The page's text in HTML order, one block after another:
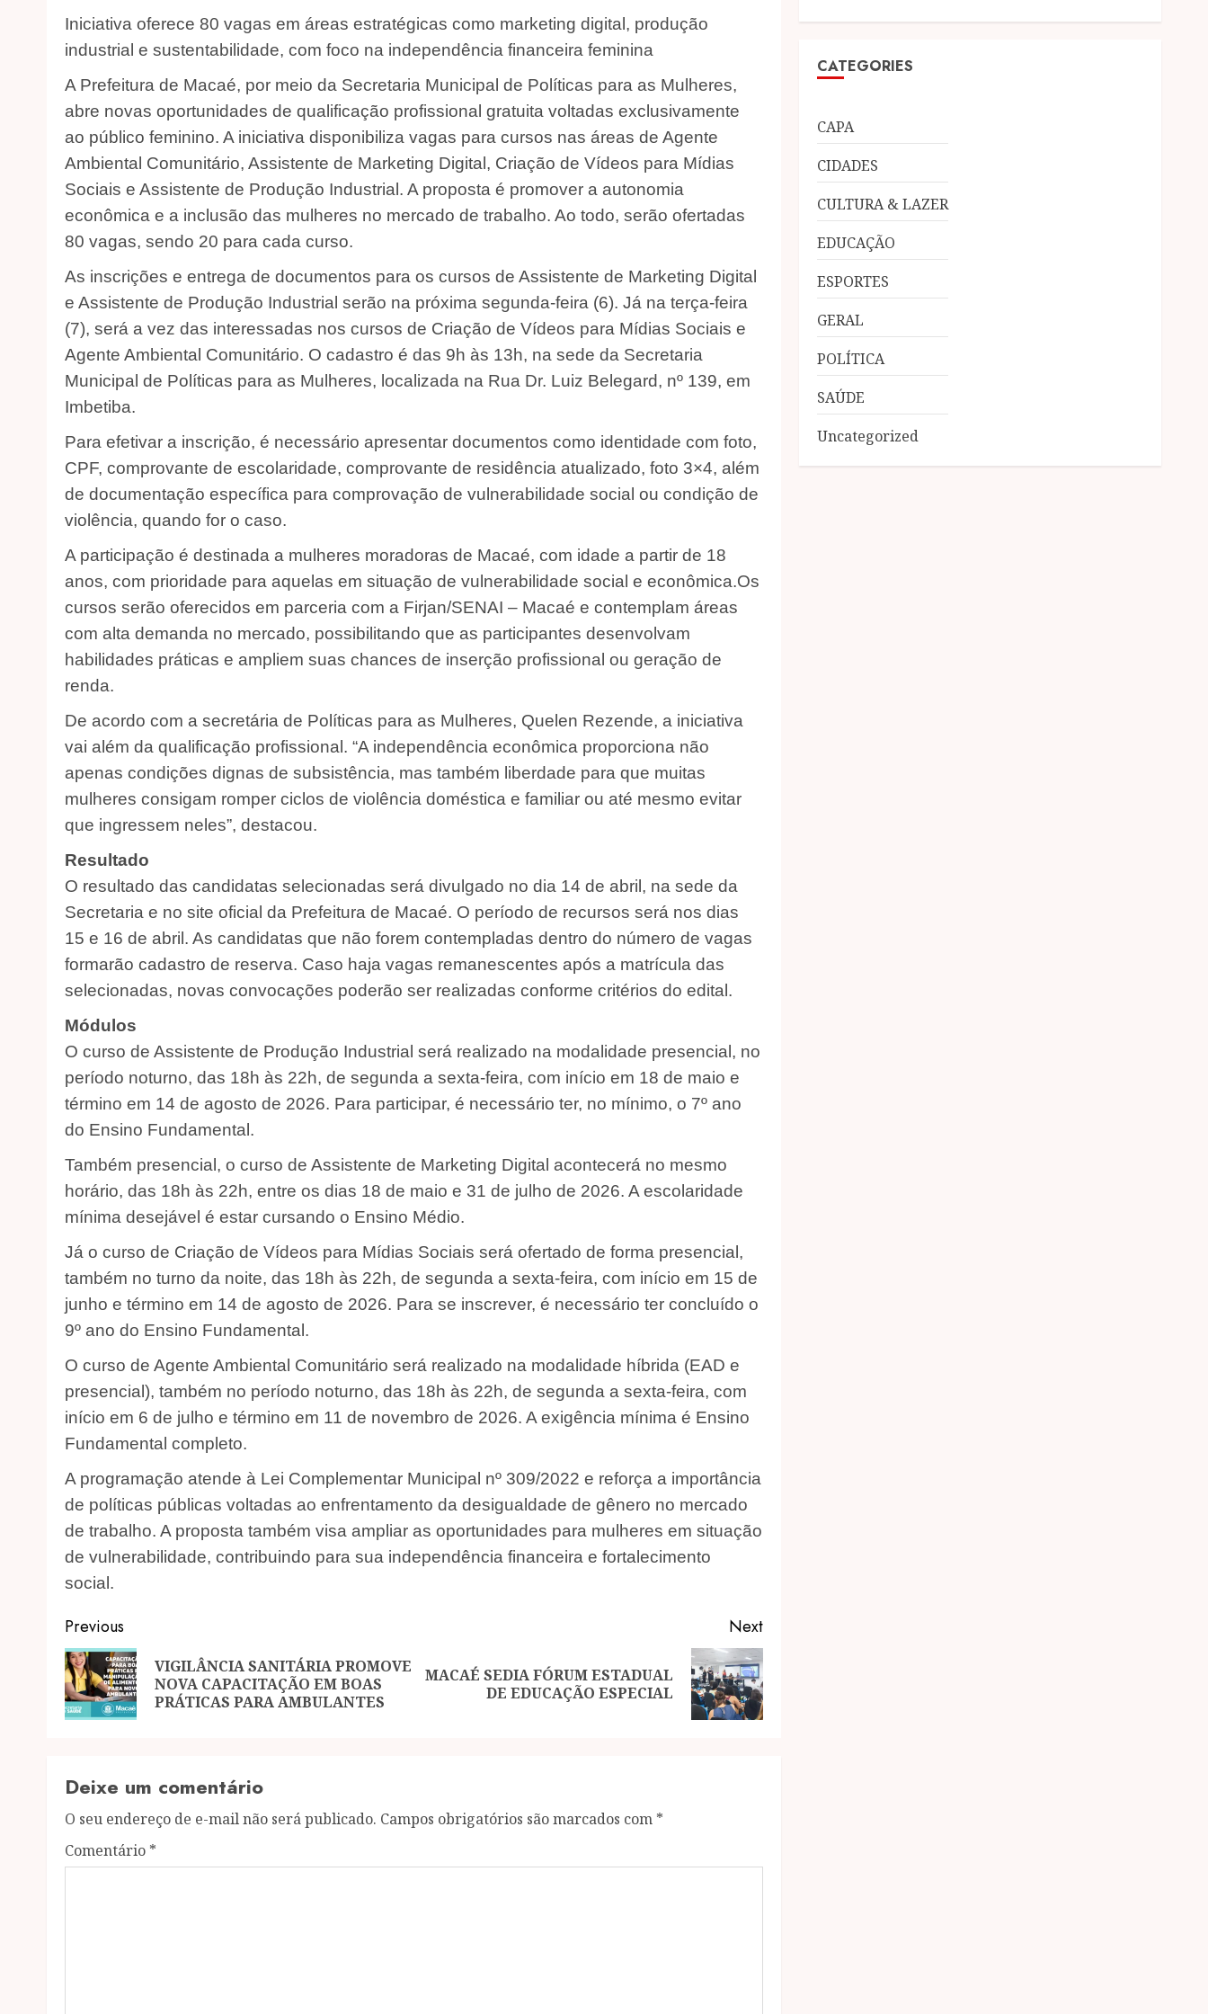
Iniciativa oferece 80 vagas em áreas estratégicas como marketing digital, produção
industrial e sustentabilidade, com foco na independência financeira feminina
A Prefeitura de Macaé, por meio da Secretaria Municipal de Políticas para as Mulheres,
abre novas oportunidades de qualificação profissional gratuita voltadas exclusivamente
ao público feminino. A iniciativa disponibiliza vagas para cursos nas áreas de Agente
Ambiental Comunitário, Assistente de Marketing Digital, Criação de Vídeos para Mídias
Sociais e Assistente de Produção Industrial. A proposta é promover a autonomia
econômica e a inclusão das mulheres no mercado de trabalho. Ao todo, serão ofertadas
80 vagas, sendo 20 para cada curso.
As inscrições e entrega de documentos para os cursos de Assistente de Marketing Digital
e Assistente de Produção Industrial serão na próxima segunda-feira (6). Já na terça-feira
(7), será a vez das interessadas nos cursos de Criação de Vídeos para Mídias Sociais e
Agente Ambiental Comunitário. O cadastro é das 9h às 13h, na sede da Secretaria
Municipal de Políticas para as Mulheres, localizada na Rua Dr. Luiz Belegard, nº 139, em
Imbetiba.
Para efetivar a inscrição, é necessário apresentar documentos como identidade com foto,
CPF, comprovante de escolaridade, comprovante de residência atualizado, foto 3×4, além
de documentação específica para comprovação de vulnerabilidade social ou condição de
violência, quando for o caso.
A participação é destinada a mulheres moradoras de Macaé, com idade a partir de 18
anos, com prioridade para aquelas em situação de vulnerabilidade social e econômica.Os
cursos serão oferecidos em parceria com a Firjan/SENAI – Macaé e contemplam áreas
com alta demanda no mercado, possibilitando que as participantes desenvolvam
habilidades práticas e ampliem suas chances de inserção profissional ou geração de
renda.
De acordo com a secretária de Políticas para as Mulheres, Quelen Rezende, a iniciativa
vai além da qualificação profissional. “A independência econômica proporciona não
apenas condições dignas de subsistência, mas também liberdade para que muitas
mulheres consigam romper ciclos de violência doméstica e familiar ou até mesmo evitar
que ingressem neles”, destacou.
Resultado
O resultado das candidatas selecionadas será divulgado no dia 14 de abril, na sede da
Secretaria e no site oficial da Prefeitura de Macaé. O período de recursos será nos dias
15 e 16 de abril. As candidatas que não forem contempladas dentro do número de vagas
formarão cadastro de reserva. Caso haja vagas remanescentes após a matrícula das
selecionadas, novas convocações poderão ser realizadas conforme critérios do edital.
Módulos
O curso de Assistente de Produção Industrial será realizado na modalidade presencial, no
período noturno, das 18h às 22h, de segunda a sexta-feira, com início em 18 de maio e
término em 14 de agosto de 2026. Para participar, é necessário ter, no mínimo, o 7º ano
do Ensino Fundamental.
Também presencial, o curso de Assistente de Marketing Digital acontecerá no mesmo
horário, das 18h às 22h, entre os dias 18 de maio e 31 de julho de 2026. A escolaridade
mínima desejável é estar cursando o Ensino Médio.
Já o curso de Criação de Vídeos para Mídias Sociais será ofertado de forma presencial,
também no turno da noite, das 18h às 22h, de segunda a sexta-feira, com início em 15 de
junho e término em 14 de agosto de 2026. Para se inscrever, é necessário ter concluído o
9º ano do Ensino Fundamental.
O curso de Agente Ambiental Comunitário será realizado na modalidade híbrida (EAD e
presencial), também no período noturno, das 18h às 22h, de segunda a sexta-feira, com
início em 6 de julho e término em 11 de novembro de 2026. A exigência mínima é Ensino
Fundamental completo.
A programação atende à Lei Complementar Municipal nº 309/2022 e reforça a importância
de políticas públicas voltadas ao enfrentamento da desigualdade de gênero no mercado
de trabalho. A proposta também visa ampliar as oportunidades para mulheres em situação
de vulnerabilidade, contribuindo para sua independência financeira e fortalecimento
social.
Post
navigation
Previous
Previous
VIGILÂNCIA SANITÁRIA PROMOVE
NOVA CAPACITAÇÃO EM BOAS
PRÁTICAS PARA AMBULANTES
Next
Next
MACAÉ SEDIA FÓRUM ESTADUAL
DE EDUCAÇÃO ESPECIAL
Deixe um comentário
O seu endereço de e-mail não será publicado. Campos obrigatórios são marcados com *
Comentário *
CATEGORIES
CAPA
CIDADES
CULTURA & LAZER
EDUCAÇÃO
ESPORTES
GERAL
POLÍTICA
SAÚDE
Uncategorized